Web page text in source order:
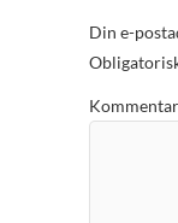
Din e-
Kommentar